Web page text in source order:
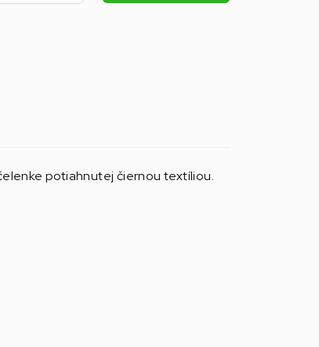
potiahnutej čiernou textíliou.